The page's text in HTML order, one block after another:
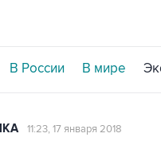
В России В мире
11:23, 17 января 2018